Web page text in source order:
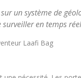
un système de
en temps
Laafi Bag